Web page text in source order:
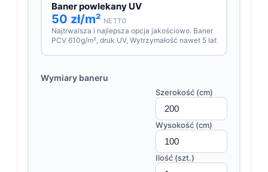
Baner powlekany UV
50 zł/m² NETTO
Najtrwalsza i najlepsza opcja jakościowo. Baner
PCV 610g/m², druk UV, Wytrzymałość nawet 5 lat
Wymiary baneru
Szerokość (cm)
Wysokość (cm)
Ilość (szt.)